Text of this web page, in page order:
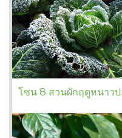
โซน 8 สวนผักฤดูหนาว